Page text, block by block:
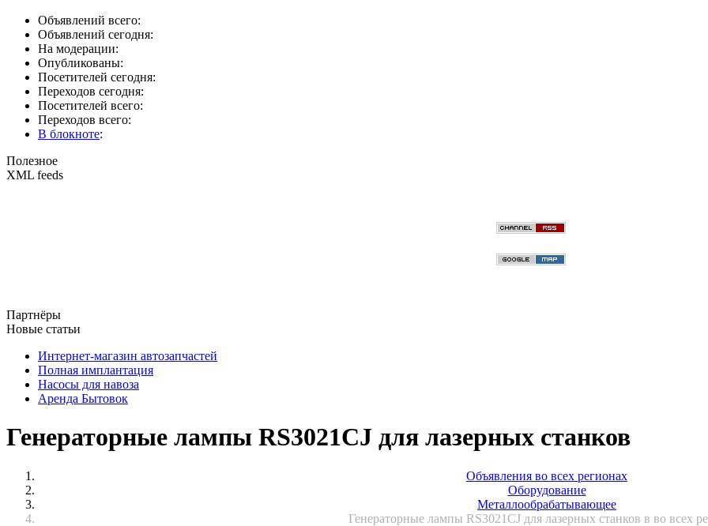
Объявлений всего:
Объявлений сегодня:
На модерации:
Опубликованы:
Посетителей сегодня:
Переходов сегодня:
Посетителей всего:
Переходов всего:
В блокноте:
Полезное
XML feeds
Партнёры
Новые статьи
Интернет-магазин автозапчастей
Полная имплантация
Насосы для навоза
Аренда Бытовок
Генераторные лампы RS3021CJ для лазерных станков
Объявления во всех регионах
Оборудование
Металлообрабатывающее
Генераторные лампы RS3021CJ для лазерных станков в во всех